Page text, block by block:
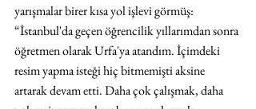
yarışmalar birer kısa yol işlevi görmüş:
“İstanbul'da geçen öğrencilik yıllarımdan sonra
öğretmen olarak Urfa'ya atandım. İçimdeki
resim yapma isteği hiç bitmemişti aksine
artarak devam etti. Daha çok çalışmak, daha